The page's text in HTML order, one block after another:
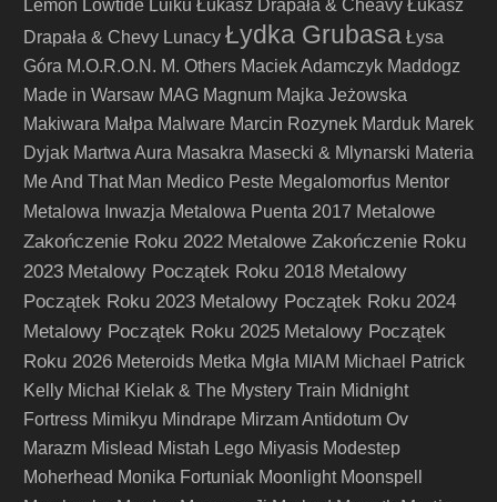
Lemon Lowtide Luiku Łukasz Drapała & Cheavy Łukasz
Drapała & Chevy Lunacy Łydka Grubasa Łysa
Góra M.O.R.O.N. M. Others Maciek Adamczyk Maddogz
Made in Warsaw MAG Magnum Majka Jeżowska
Makiwara Małpa Malware Marcin Rozynek Marduk Marek
Dyjak Martwa Aura Masakra Masecki & Mlynarski Materia
Me And That Man Medico Peste Megalomorfus Mentor
Metalowa Inwazja Metalowa Puenta 2017 Metalowe
Zakończenie Roku 2022 Metalowe Zakończenie Roku
2023 Metalowy Początek Roku 2018 Metalowy
Początek Roku 2023 Metalowy Początek Roku 2024
Metalowy Początek Roku 2025 Metalowy Początek
Roku 2026 Meteroids Metka Mgła MIAM Michael Patrick
Kelly Michał Kielak & The Mystery Train Midnight
Fortress Mimikyu Mindrape Mirzam Antidotum Ov
Marazm Mislead Mistah Lego Miyasis Modestep
Moherhead Monika Fortuniak Moonlight Moonspell